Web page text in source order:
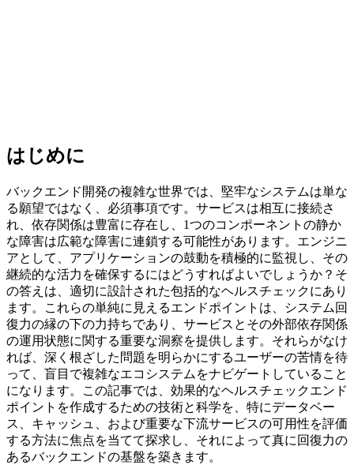
はじめに
バックエンド開発の複雑な世界では、堅牢なシステムは単な
る願望ではなく、必須事項です。サービスは相互に接続さ
れ、依存関係は豊富に存在し、1つのコンポーネントの静か
な障害は広範な障害に連鎖する可能性があります。エンジニ
アとして、アプリケーションの鼓動を積極的に監視し、その
継続的な活力を確保するにはどうすればよいでしょうか？そ
の答えは、適切に設計された包括的なヘルスチェックにあり
ます。これらの単純に見えるエンドポイントは、システム回
復力の縁の下の力持ちであり、サービスとその外部依存関係
の運用状態に関する重要な洞察を提供します。それらがなけ
れば、深く根ざした問題を明らかにするユーザーの苦情を待
って、盲目で複雑なエコシステムをナビゲートしていること
になります。この記事では、効果的なヘルスチェックエンド
ポイントを作成するための技術と科学を、特にデータベー
ス、キャッシュ、および重要な下流サービスの可用性を評価
する方法に焦点を当てて探求し、それによって真に回復力の
あるバックエンドの基盤を築きます。